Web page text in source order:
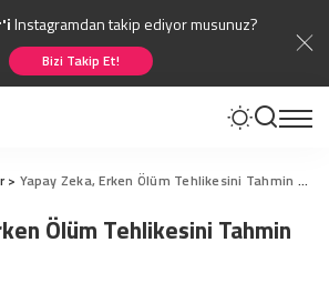
Instagramdan takip ediyor musunuz?
Bizi Takip Et!
> Yapay Zeka, Erken Ölüm Tehlikesini Tahmin Edebilir
Ölüm Tehlikesini Tahmin